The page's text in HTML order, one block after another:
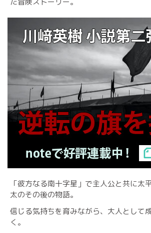
「彼方なる南十字星」で主人公と共に太
太のその後の物語。
信じる気持ちを育みながら、大人として
く。